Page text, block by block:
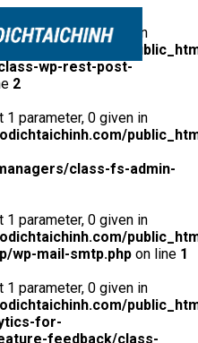
parameter, 0 given in
wp-rest-post-
2
parameter, 0 given in
class-fs-admin-
parameter, 0 given in
wp-mail-smtp.php on line 1
parameter, 0 given in
for-
feedback/class-